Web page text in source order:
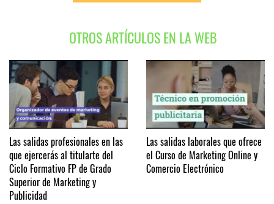
OTROS ARTÍCULOS EN LA WEB
Las salidas profesionales en las
que ejercerás al titularte del
Ciclo Formativo FP de Grado
Superior de Marketing y
Publicidad
Las salidas laborales que ofrece
el Curso de Marketing Online y
Comercio Electrónico